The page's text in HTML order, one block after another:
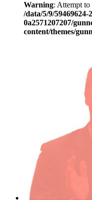
Warning: Attempt
/data/5/9/59469624-
0a2571207207/
content/themes/